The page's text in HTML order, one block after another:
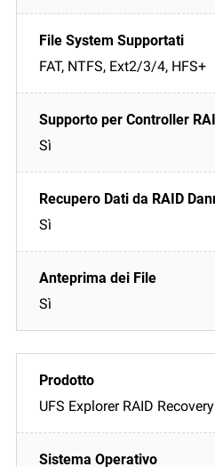
FAT, NTFS, Ext2/3/4, HFS+
Sì
Sì
Sì
UFS Explorer RAID Recovery